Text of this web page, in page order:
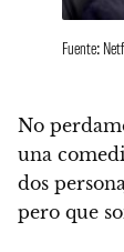
Fuente:
No
una
dos
pero que